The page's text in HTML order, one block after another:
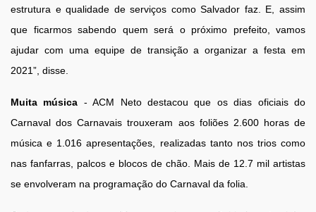
estrutura e qualidade de serviços como Salvador faz. E, assim
que ficarmos sabendo quem será o próximo prefeito, vamos
ajudar com uma equipe de transição a organizar a festa em
2021”, disse.
Muita música - ACM Neto destacou que os dias oficiais do
Carnaval dos Carnavais trouxeram aos foliões 2.600 horas de
música e 1.016 apresentações, realizadas tanto nos trios como
nas fanfarras, palcos e blocos de chão. Mais de 12.7 mil artistas
se envolveram na programação do Carnaval da folia.